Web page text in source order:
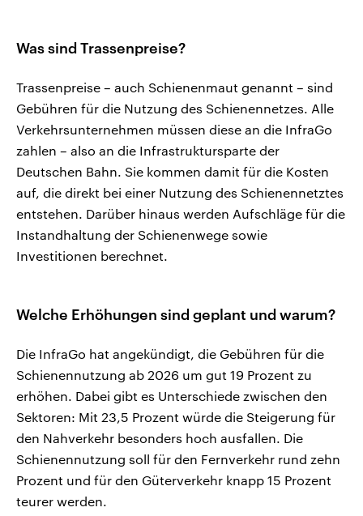
Was sind Trassenpreise?
Trassenpreise – auch Schienenmaut genannt – sind
Gebühren für die Nutzung des Schienennetzes. Alle
Verkehrsunternehmen müssen diese an die InfraGo
zahlen – also an die Infrastruktursparte der
Deutschen Bahn. Sie kommen damit für die Kosten
auf, die direkt bei einer Nutzung des Schienennetztes
entstehen. Darüber hinaus werden Aufschläge für die
Instandhaltung der Schienenwege sowie
Investitionen berechnet.
Welche Erhöhungen sind geplant und warum?
Die InfraGo hat angekündigt, die Gebühren für die
Schienennutzung ab 2026 um gut 19 Prozent zu
erhöhen. Dabei gibt es Unterschiede zwischen den
Sektoren: Mit 23,5 Prozent würde die Steigerung für
den Nahverkehr besonders hoch ausfallen. Die
Schienennutzung soll für den Fernverkehr rund zehn
Prozent und für den Güterverkehr knapp 15 Prozent
teurer werden.